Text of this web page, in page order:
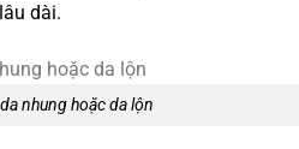
dài.
nhung hoặc da lộn